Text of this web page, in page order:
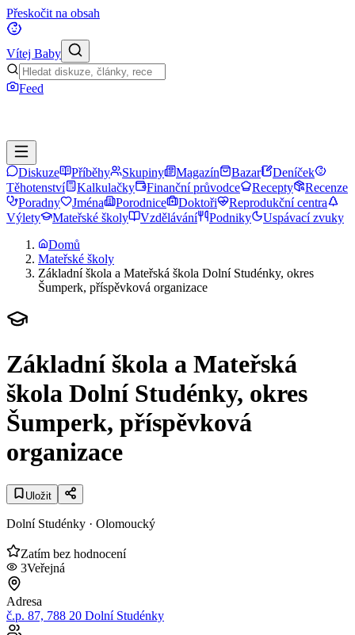
Přeskočit na obsah
Vítej Baby
Feed
Diskuze Příběhy Skupiny Magazín Bazar
Deníček
Těhotenství
Kalkulačky Finanční průvodce Recepty
Recenze
Poradny
Jména Porodnice Doktoři
Reprodukční centra
Výlety
Mateřské školy Vzdělávání Podniky
Uspávací zvuky
Domů
Mateřské školy
Základní škola a Mateřská škola Dolní Studénky, okres
Šumperk, příspěvková organizace
Základní škola a Mateřská
škola Dolní Studénky, okres
Šumperk, příspěvková
organizace
Uložit
Dolní Studénky · Olomoucký
Zatím bez hodnocení
3Veřejná
Adresa
č.p. 87, 788 20 Dolní Studénky